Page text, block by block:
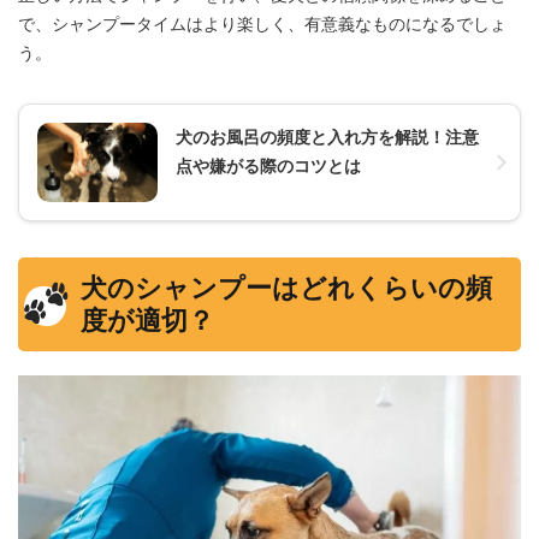
で、シャンプータイムはより楽しく、有意義なものになるでしょ
う。
犬のお風呂の頻度と入れ方を解説！注意
点や嫌がる際のコツとは
犬のシャンプーはどれくらいの頻
度が適切？